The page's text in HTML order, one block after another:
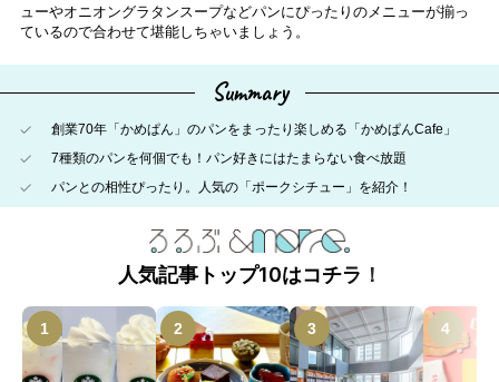
ューやオニオングラタンスープなどパンにぴったりのメニューが揃っ
ているので合わせて堪能しちゃいましょう。
Summary
創業70年「かめぱん」のパンをまったり楽しめる「かめぱんCafe」
7種類のパンを何個でも！パン好きにはたまらない食べ放題
パンとの相性ぴったり。人気の「ポークシチュー」を紹介！
人気記事トップ10はコチラ！